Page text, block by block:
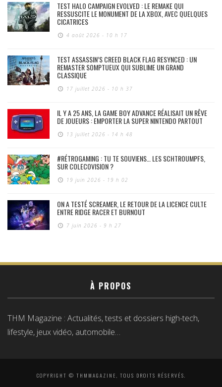
TEST HALO CAMPAIGN EVOLVED : LE REMAKE QUI
RESSUSCITE LE MONUMENT DE LA XBOX, AVEC QUELQUES
CICATRICES
4 août 2026 - 10 h 17
TEST ASSASSIN’S CREED BLACK FLAG RESYNCED : UN
REMASTER SOMPTUEUX QUI SUBLIME UN GRAND
CLASSIQUE
17 juillet 2026 - 10 h 37
IL Y A 25 ANS, LA GAME BOY ADVANCE RÉALISAIT UN RÊVE
DE JOUEURS : EMPORTER LA SUPER NINTENDO PARTOUT
13 juillet 2026 - 14 h 48
#RÉTROGAMING : TU TE SOUVIENS… LES SCHTROUMPFS,
SUR COLECOVISION ?
19 juin 2026 - 19 h 02
ON A TESTÉ SCREAMER, LE RETOUR DE LA LICENCE CULTE
ENTRE RIDGE RACER ET BURNOUT
7 juin 2026 - 9 h 27
À PROPOS
THM Magazine : Actualités, tests et dossiers high-tech,
lifestyle, jeux vidéo, automobile…
COPYRIGHT © THMMAGAZINE, TOUS DROITS RÉSERVÉS.